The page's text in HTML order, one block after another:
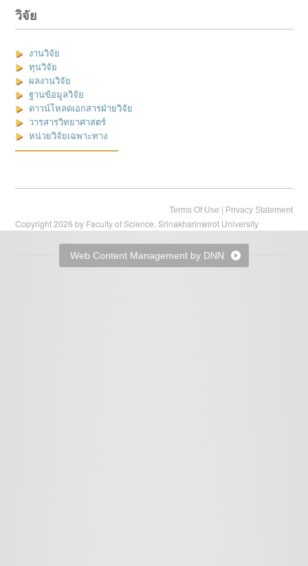
วิจัย
งานวิจัย
ทุนวิจัย
ผลงานวิจัย
ฐานข้อมูลวิจัย
ดาวน์โหลดเอกสารฝ่ายวิจัย
วารสารวิทยาศาสตร์
หน่วยวิจัยเฉพาะทาง
Terms Of Use | Privacy Statement
Copyright 2026 by Faculty of Science, Srinakharinwirot University
Web Content Management by DNN